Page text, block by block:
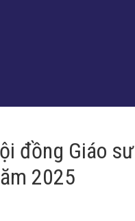
đồng Giáo sư
2025